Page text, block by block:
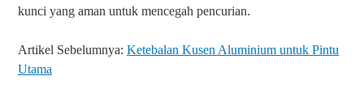
kunci yang aman untuk mencegah pencurian.
Artikel Sebelumnya: Ketebalan Kusen Aluminium untuk Pintu
Utama